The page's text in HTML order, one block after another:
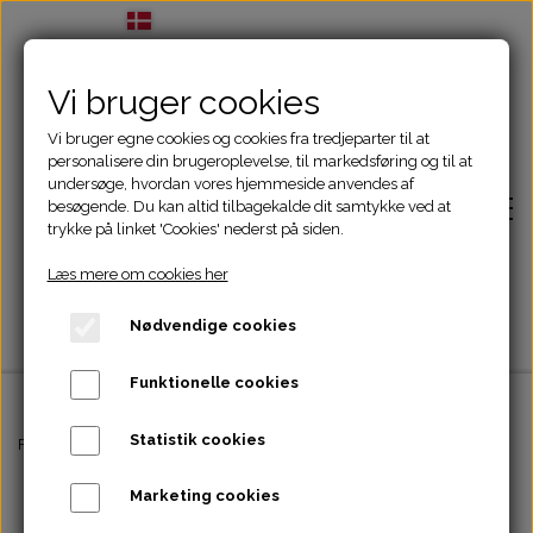
Forside
Forside Godbidder Companion - mix
Vi bruger cookies
Vi bruger egne cookies og cookies fra tredjeparter til at
personalisere din brugeroplevelse, til markedsføring og til at
undersøge, hvordan vores hjemmeside anvendes af
besøgende. Du kan altid tilbagekalde dit samtykke ved at
trykke på linket 'Cookies' nederst på siden.
Læs mere om cookies her
Nødvendige cookies
Funktionelle cookies
Statistik cookies
Marketing cookies